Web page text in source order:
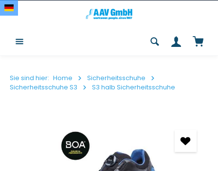
Zum Hauptinhalt springen
Sie sind hier: Home
Sicherheitsschuhe
Sicherheitsschuhe S3
S3 halb Sicherheitsschuhe